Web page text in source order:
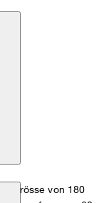
von 180